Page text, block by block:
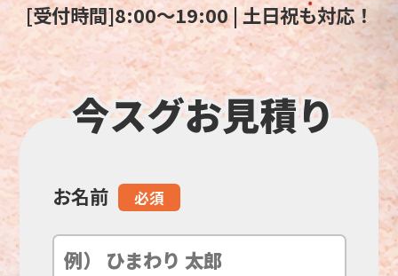
[受付時間]8:00～19:00 | 土日祝も対応！
こ
の
お名前 必須